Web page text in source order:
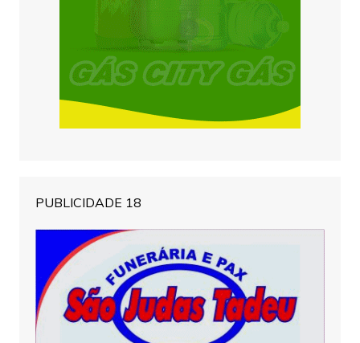
PUBLICIDADE 18